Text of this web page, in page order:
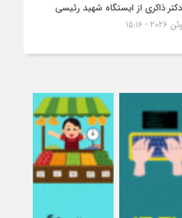
دکتر ذاکری از ایستگاه شهید رئیسی